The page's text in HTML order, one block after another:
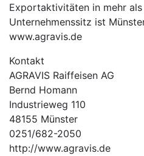
Exportaktivitäten in mehr
Unternehmenssitz ist
www.agravis.de
Kontakt
AGRAVIS Raiffeisen AG
Bernd Homann
Industrieweg 110
48155 Münster
0251/682-2050
http://www.agravis.de